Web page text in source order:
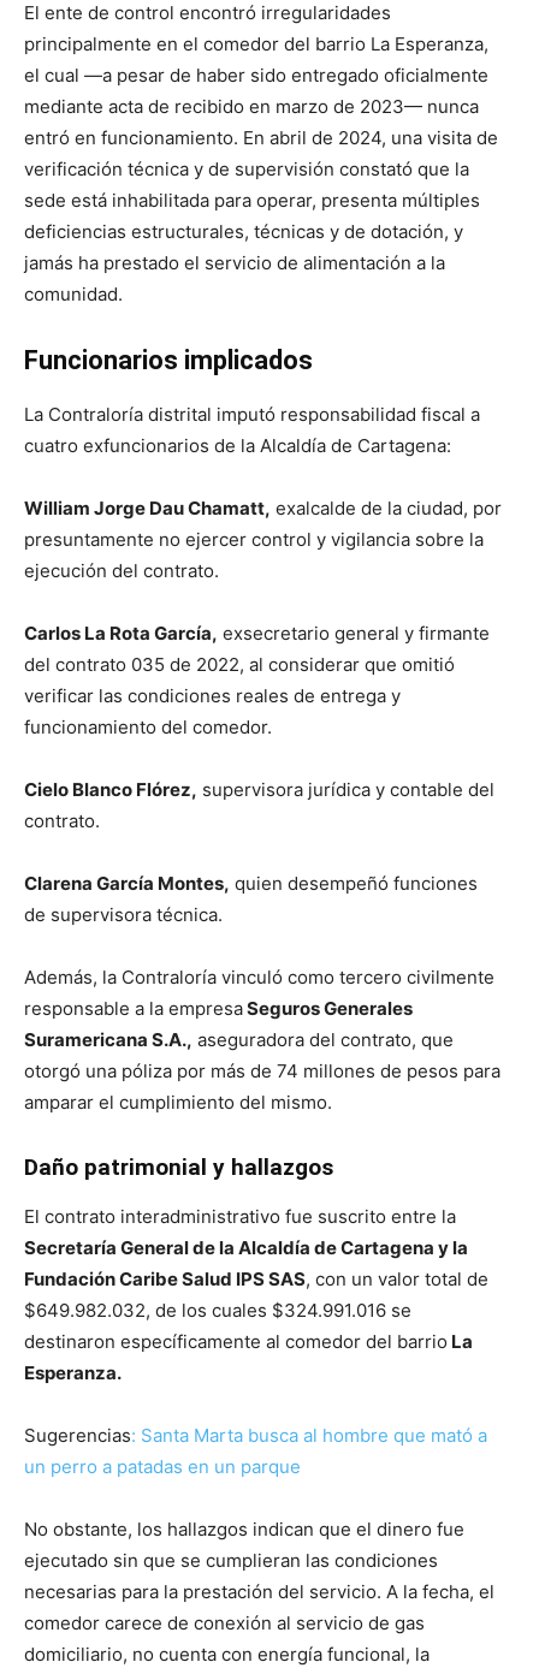
El ente de control encontró irregularidades
principalmente en el comedor del barrio La Esperanza,
el cual —a pesar de haber sido entregado oficialmente
mediante acta de recibido en marzo de 2023— nunca
entró en funcionamiento. En abril de 2024, una visita de
verificación técnica y de supervisión constató que la
sede está inhabilitada para operar, presenta múltiples
deficiencias estructurales, técnicas y de dotación, y
jamás ha prestado el servicio de alimentación a la
comunidad.
Funcionarios implicados
La Contraloría distrital imputó responsabilidad fiscal a
cuatro exfuncionarios de la Alcaldía de Cartagena:
William Jorge Dau Chamatt, exalcalde de la ciudad, por
presuntamente no ejercer control y vigilancia sobre la
ejecución del contrato.
Carlos La Rota García, exsecretario general y firmante
del contrato 035 de 2022, al considerar que omitió
verificar las condiciones reales de entrega y
funcionamiento del comedor.
Cielo Blanco Flórez, supervisora jurídica y contable del
contrato.
Clarena García Montes, quien desempeñó funciones
de supervisora técnica.
Además, la Contraloría vinculó como tercero civilmente
responsable a la empresaSeguros Generales
Suramericana S.A., aseguradora del contrato, que
otorgó una póliza por más de 74 millones de pesos para
amparar el cumplimiento del mismo.
Daño patrimonial y hallazgos
El contrato interadministrativo fue suscrito entre la
Secretaría General de la Alcaldía de Cartagena y la
Fundación Caribe Salud IPS SAS, con un valor total de
$649.982.032, de los cuales $324.991.016 se
destinaron específicamente al comedor del barrio La
Esperanza.
Sugerencias: Santa Marta busca al hombre que mató a
un perro a patadas en un parque
No obstante, los hallazgos indican que el dinero fue
ejecutado sin que se cumplieran las condiciones
necesarias para la prestación del servicio. A la fecha, el
comedor carece de conexión al servicio de gas
domiciliario, no cuenta con energía funcional, la